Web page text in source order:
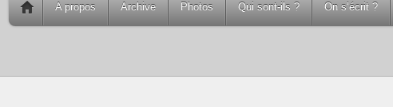
A propos Archive Photos Qui sont-ils ? On s’écrit ?